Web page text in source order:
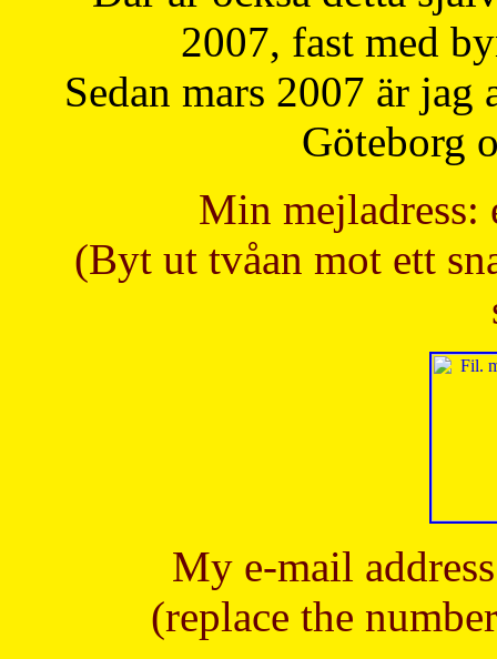
2007, fast med
Sedan mars 2007 är
Göteborg
Min mejladress:
(Byt ut tvåan mot ett
My e-mail
(replace the